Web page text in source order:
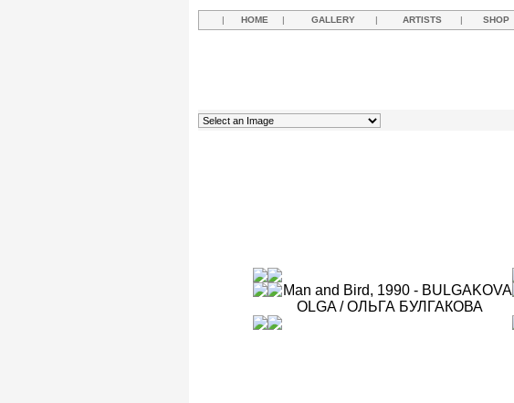
| HOME | GALLERY | ARTISTS | SHOP